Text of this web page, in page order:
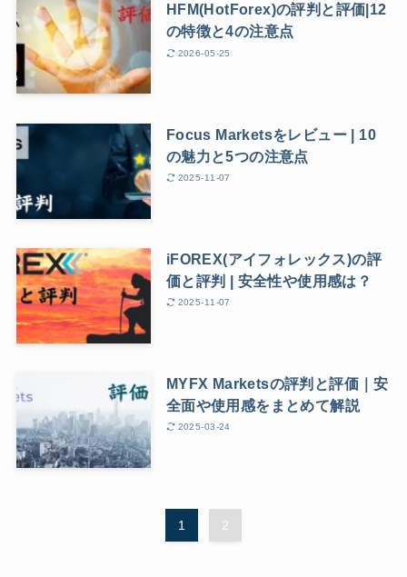
HFM(HotForex)の評判と評価|12
の特徴と4の注意点
2026-05-25
Focus Marketsをレビュー | 10
の魅力と5つの注意点
2025-11-07
iFOREX(アイフォレックス)の評
価と評判 | 安全性や使用感は？
2025-11-07
MYFX Marketsの評判と評価｜安
全面や使用感をまとめて解説
2025-03-24
1 2